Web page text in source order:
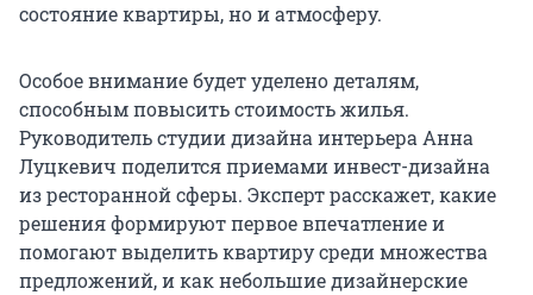
состояние квартиры, но и атмосферу.
Особое внимание будет уделено деталям,
способным повысить стоимость жилья.
Руководитель студии дизайна интерьера Анна
Луцкевич поделится приемами инвест-дизайна
из ресторанной сферы. Эксперт расскажет, какие
решения формируют первое впечатление и
помогают выделить квартиру среди множества
предложений, и как небольшие дизайнерские